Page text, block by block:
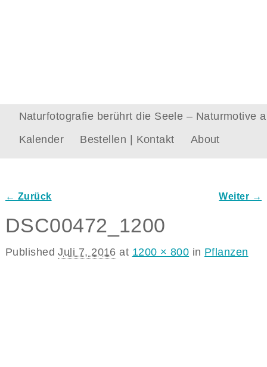
Naturfotografie berührt die Seele – Naturmotive
Kalender
Bestellen | Kontakt About
← Zurück Weiter →
DSC00472_1200
PublishedJuli 7, 2016 at 1200 × 800 in Pflanzen